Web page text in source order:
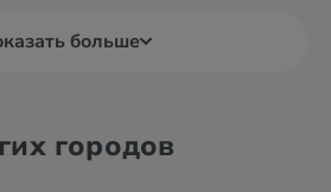
больше
городов